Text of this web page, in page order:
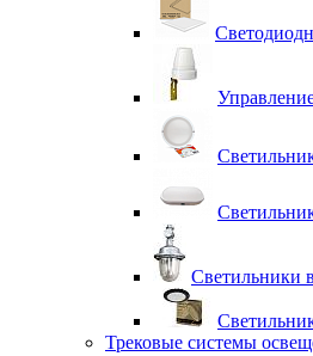
Светильники
Трековые системы